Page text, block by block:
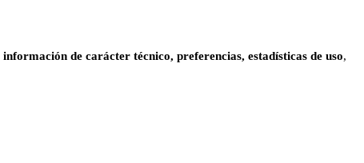
información de carácter técnico, preferencias, estadísticas de uso,